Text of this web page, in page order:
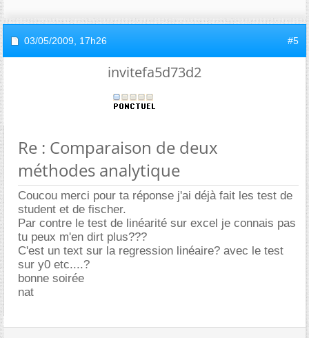
03/05/2009, 17h26 #5
invitefa5d73d2
Re : Comparaison de deux
méthodes analytique
Coucou merci pour ta réponse j'ai déjà fait les test de
student et de fischer.
Par contre le test de linéarité sur excel je connais pas
tu peux m'en dirt plus???
C'est un text sur la regression linéaire? avec le test
sur y0 etc....?
bonne soirée
nat